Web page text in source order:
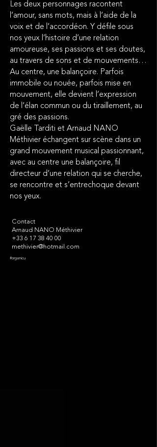
Les deux personnages racontent
l’amour, sans mots, mais à l’aide de la
voix et de l’accordéon. Y défile sous
nos yeux l’histoire d’une relation
amoureuse, ses passions et ses doutes,
au travers de sons et de mouvements…
Au centre, une balançoire. Parfois
immobile ou nouée, parfois mise en
mouvement, elle devient l’expression
de l’élan commun ou du tiraillement, au
gré des passions.
Gaëlle Tarditi et Arnaud NANO
Méthivier échangent sur scène dans un
grand mouvement musical passionnant,
avec au centre une balançoire, fil
directeur d’une relation qui se cherche,
se rencontre et s’entrechoque devant
nos yeux.
Contact
Arnaud NANO Méthivier
+33 6 17 38 40 00
methivier@hotmail.com
#organicu